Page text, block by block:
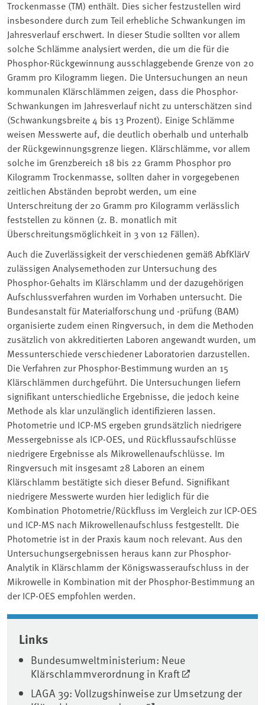
Trockenmasse (TM) enthält. Dies sicher festzustellen wird
insbesondere durch zum Teil erhebliche Schwankungen im
Jahresverlauf erschwert. In dieser Studie sollten vor allem
solche Schlämme analysiert werden, die um die für die
Phosphor-Rückgewinnung ausschlaggebende Grenze von 20
Gramm pro Kilogramm liegen. Die Untersuchungen an neun
kommunalen Klärschlämmen zeigen, dass die Phosphor-
Schwankungen im Jahresverlauf nicht zu unterschätzen sind
(Schwankungsbreite 4 bis 13 Prozent). Einige Schlämme
weisen Messwerte auf, die deutlich oberhalb und unterhalb
der Rückgewinnungsgrenze liegen. Klärschlämme, vor allem
solche im Grenzbereich 18 bis 22 Gramm Phosphor pro
Kilogramm Trockenmasse, sollten daher in vorgegebenen
zeitlichen Abständen beprobt werden, um eine
Unterschreitung der 20 Gramm pro Kilogramm verlässlich
feststellen zu können (z. B. monatlich mit
Überschreitungsmöglichkeit in 3 von 12 Fällen).
Auch die Zuverlässigkeit der verschiedenen gemäß AbfKlärV
zulässigen Analysemethoden zur Untersuchung des
Phosphor-Gehalts im Klärschlamm und der dazugehörigen
Aufschlussverfahren wurden im Vorhaben untersucht. Die
Bundesanstalt für Materialforschung und -prüfung (BAM)
organisierte zudem einen Ringversuch, in dem die Methoden
zusätzlich von akkreditierten Laboren angewandt wurden, um
Messunterschiede verschiedener Laboratorien darzustellen.
Die Verfahren zur Phosphor-Bestimmung wurden an 15
Klärschlämmen durchgeführt. Die Untersuchungen liefern
signifikant unterschiedliche Ergebnisse, die jedoch keine
Methode als klar unzulänglich identifizieren lassen.
Photometrie und ICP-MS ergeben grundsätzlich niedrigere
Messergebnisse als ICP-OES, und Rückflussaufschlüsse
niedrigere Ergebnisse als Mikrowellenaufschlüsse. Im
Ringversuch mit insgesamt 28 Laboren an einem
Klärschlamm bestätigte sich dieser Befund. Signifikant
niedrigere Messwerte wurden hier lediglich für die
Kombination Photometrie/Rückfluss im Vergleich zur ICP-OES
und ICP-MS nach Mikrowellenaufschluss festgestellt. Die
Photometrie ist in der Praxis kaum noch relevant. Aus den
Untersuchungsergebnissen heraus kann zur Phosphor-
Analytik in Klärschlamm der Königswasseraufschluss in der
Mikrowelle in Kombination mit der Phosphor-Bestimmung an
der ICP-OES empfohlen werden.
Associated content
Links
Bundesumweltministerium: Neue
Klärschlammverordnung in Kraft
LAGA 39: Vollzugshinweise zur Umsetzung der